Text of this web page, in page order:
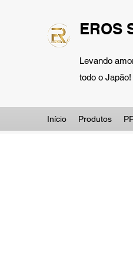
EROS
Levando
todo o Japão!
Início Produtos